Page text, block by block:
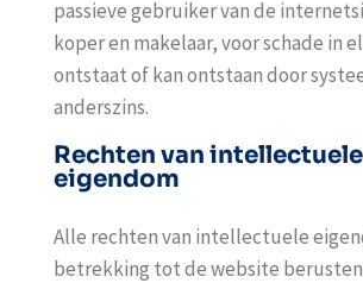
passieve gebruiker van de
koper en makelaar, voor schade in
ontstaat of kan ontstaan door
anderszins.
Rechten van intellectuele
eigendom
Alle rechten van intellectuele
betrekking tot de website